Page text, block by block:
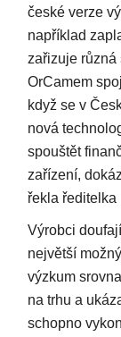
české verze
například
zařizuje různá
OrCamem
když se v
nová
spouštět
zařízení,
řekla
Výrobci
největší
výzkum
na trhu a
schopno